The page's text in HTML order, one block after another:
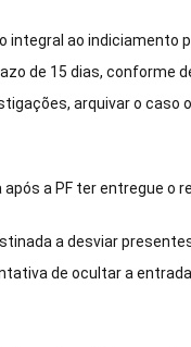
ao indiciamento
de 15 dias, conforme
arquivar o caso
a PF ter entregue o
a desviar
de ocultar a